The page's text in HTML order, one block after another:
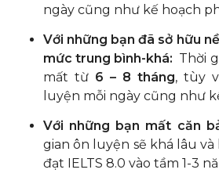
ngày cũng như kế hoạch
Với những bạn đã sở hữu
mức trung bình-khá: Thời
mất từ 6 – 8 tháng, tùy
luyện mỗi ngày cũng như
Với những bạn mất căn
gian ôn luyện sẽ khá lâu và
đạt IELTS 8.0 vào tầm 1-3